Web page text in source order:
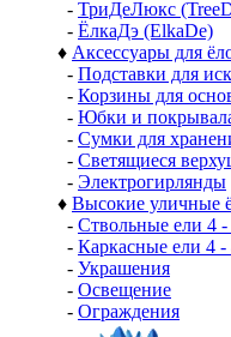
- ТриДеЛюкс
- ЁлкаДэ (ElkaDe)
♦ Аксессуары для
- Подставки для
- Корзины для
- Юбки и
- Сумки для
- Светящиеся
- Электрогирлянды
♦ Высокие уличные
- Ствольные ели 4
- Каркасные ели 4
- Украшения
- Освещение
- Ограждения